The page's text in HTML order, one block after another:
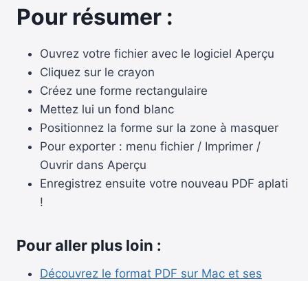
Pour résumer :
Ouvrez votre fichier avec le logiciel Aperçu
Cliquez sur le crayon
Créez une forme rectangulaire
Mettez lui un fond blanc
Positionnez la forme sur la zone à masquer
Pour exporter : menu fichier / Imprimer /
Ouvrir dans Aperçu
Enregistrez ensuite votre nouveau PDF aplati
!
Pour aller plus loin :
Découvrez le format PDF sur Mac et ses